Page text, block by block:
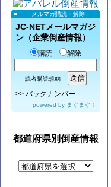
メルマガ購読・解除
JC-NETメールマガジ
ン（企業倒産情報）
購読 解除
読者購読規約
>> バックナンバー
powered by まぐまぐ！
都道府県別倒産情報